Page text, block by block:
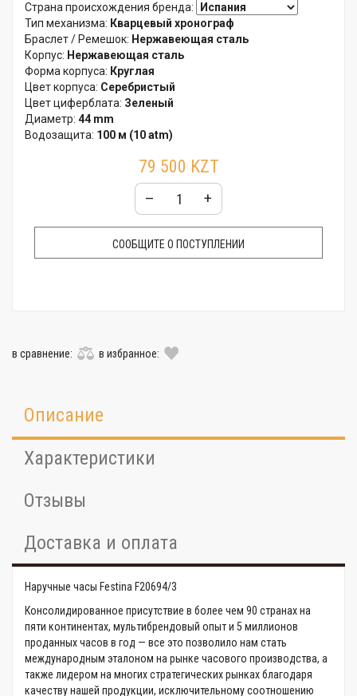
Страна происхождения бренда:
Тип механизма: Кварцевый хронограф
Браслет / Ремешок: Нержавеющая сталь
Корпус: Нержавеющая сталь
Форма корпуса: Круглая
Цвет корпуса: Серебристый
Цвет циферблата: Зеленый
Диаметр: 44 mm
Водозащита: 100 м (10 atm)
79 500 KZT
– +
СООБЩИТЕ О ПОСТУПЛЕНИИ
в сравнение: в избранное:
Описание
Характеристики
Отзывы
Доставка и оплата
Наручные часы Festina F20694/3
Консолидированное присутствие в более чем 90 странах на
пяти континентах, мультибрендовый опыт и 5 миллионов
проданных часов в год — все это позволило нам стать
международным эталоном на рынке часового производства, а
также лидером на многих стратегических рынках благодаря
качеству нашей продукции, исключительному соотношению